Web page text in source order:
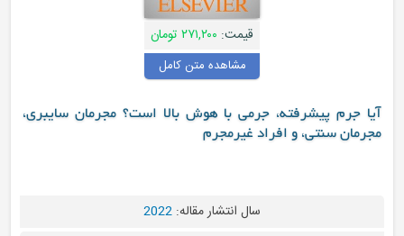
قیمت:۲۷۱,۲۰۰ تومان
مشاهده متن کامل
آیا جرم پیشرفته، جرمی با هوش بالا است؟ مجرمان سایبری،
مجرمان سنتی، و افراد غیرمجرم
سال انتشار مقاله:2022